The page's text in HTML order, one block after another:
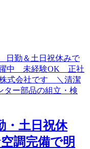
・土日祝休
調完備で明